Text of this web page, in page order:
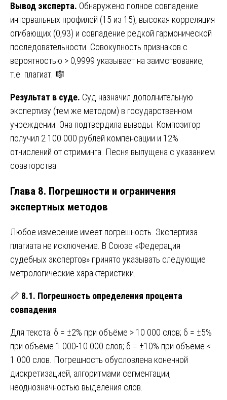
Вывод эксперта. Обнаружено полное совпадение
интервальных профилей (15 из 15), высокая корреляция
огибающих (0,93) и совпадение редкой гармонической
последовательности. Совокупность признаков с
вероятностью > 0,9999 указывает на заимствование,
т.е. плагиат. 🎼
Результат в суде. Суд назначил дополнительную
экспертизу (тем же методом) в государственном
учреждении. Она подтвердила выводы. Композитор
получил 2 100 000 рублей компенсации и 12%
отчислений от стриминга. Песня выпущена с указанием
соавторства.
Глава 8. Погрешности и ограничения
экспертных методов
Любое измерение имеет погрешность. Экспертиза
плагиата не исключение. В Союзе «Федерация
судебных экспертов» принято указывать следующие
метрологические характеристики.
📏 8.1. Погрешность определения процента
совпадения
Для текста: δ = ±2% при объёме > 10 000 слов; δ = ±5%
при объёме 1 000-10 000 слов; δ = ±10% при объёме <
1 000 слов. Погрешность обусловлена конечной
дискретизацией, алгоритмами сегментации,
неоднозначностью выделения слов.